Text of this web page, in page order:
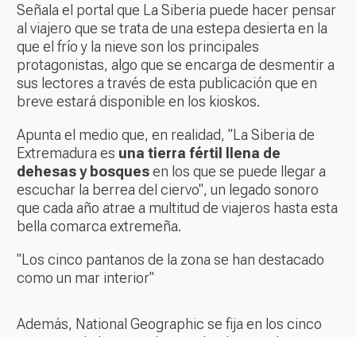
Señala el portal que La Siberia puede hacer pensar
al viajero que se trata de una estepa desierta en la
que el frío y la nieve son los principales
protagonistas, algo que se encarga de desmentir a
sus lectores a través de esta publicación que en
breve estará disponible en los kioskos.
Apunta el medio que, en realidad, "La Siberia de
Extremadura es una tierra fértil llena de
dehesas y bosquesen los que se puede llegar a
escuchar la berrea del ciervo", un legado sonoro
que cada año atrae a multitud de viajeros hasta esta
bella comarca extremeña.
"Los cinco pantanos de la zona se han destacado
como un mar interior"
Además, National Geographic se fija en los cinco